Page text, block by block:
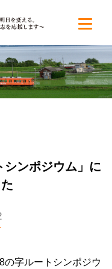
シンポジウム」に
の字ルートシンポジウ